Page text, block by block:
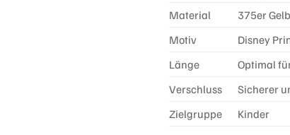
Material
375er
Motiv
Disney
Länge
Optimal
Verschluss
Sicherer
Zielgruppe
Kinder